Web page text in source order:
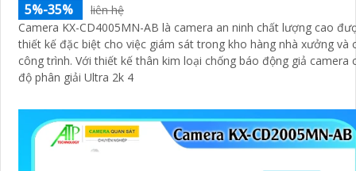
5%-35%
liên hệ
Camera KX-CD4005MN-AB là camera an ninh chất lượng cao
thiết kế đặc biệt cho việc giám sát trong kho hàng nhà xưởng và
công trình. Với thiết kế thân kim loại chống báo động giả camera có
độ phân giải Ultra 2k 4